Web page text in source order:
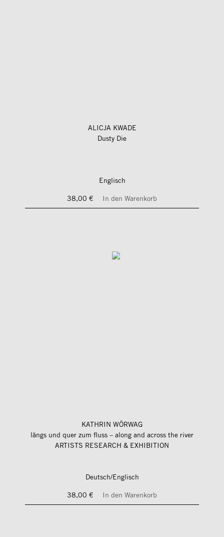
ALICJA KWADE
Dusty Die
Englisch
38,00 €
In den Warenkorb
KATHRIN WÖRWAG
längs und quer zum fluss – along and across the river
ARTISTS RESEARCH & EXHIBITION
Deutsch/Englisch
38,00 €
In den Warenkorb